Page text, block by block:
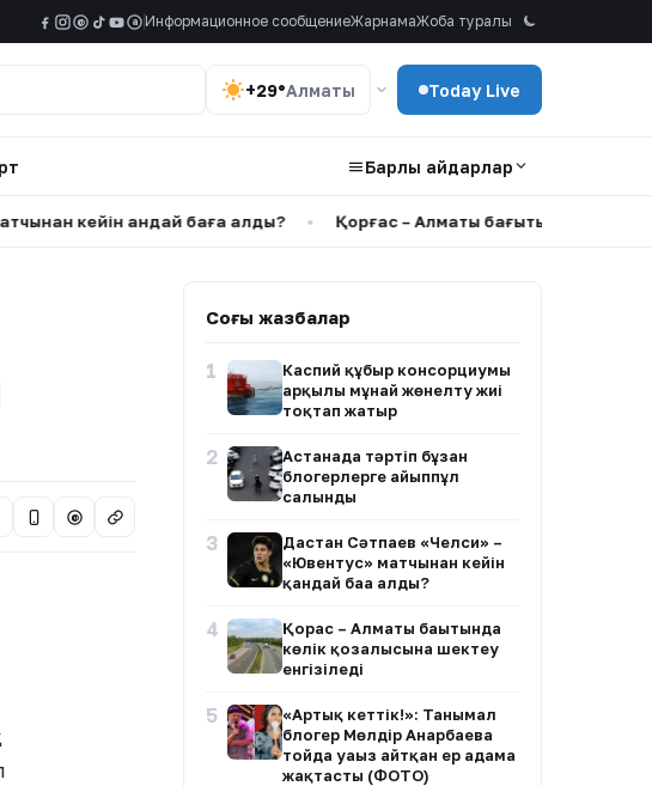
@ a Информационное сообщениеЖарнамаЖоба туралы
+29°Алматы Today Live
Барлық айдарлар
қандай баға алды? • Қорғас – Алматы бағытында көлік
@
Соңғы жазбалар
1
Каспий құбыр консорциумы
арқылы мұнай жөнелту жиі
тоқтап жатыр
2
Астанада тәртіп бұзған
блогерлерге айыппұл
салынды
3
Дастан Сәтпаев «Челси» –
«Ювентус» матчынан кейін
қандай баға алды?
4
Қорғас – Алматы бағытында
көлік қозғалысына шектеу
енгізіледі
5
«Артық кеттік!»: Танымал
блогер Мөлдір Анарбаева
тойда уағыз айтқан ер адамға
жақтасты (ФОТО)